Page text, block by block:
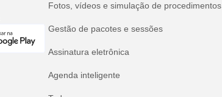
Fotos, vídeos e simulação de procedimentos
Gestão de pacotes e sessões
Assinatura eletrônica
Agenda inteligente